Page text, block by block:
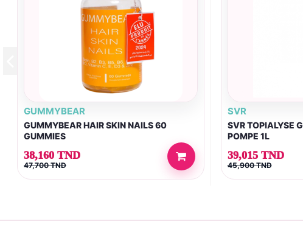
GUMMYBEAR
GUMMYBEAR HAIR SKIN NAILS 60
GUMMIES
38,160 TND
47,700 TND
SVR
SVR TOPIALYSE
POMPE 1L
39,015 TND
45,900 TND